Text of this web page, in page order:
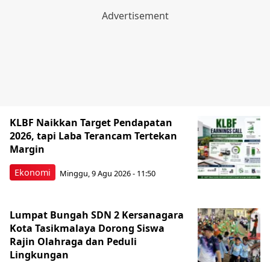
Ekonomi
KLBF Naikkan Target Pendapatan
2026, tapi Laba Terancam Tertekan
Margin
Minggu, 9 Agu 2026 - 11:50
Lumpat Bungah SDN 2 Kersanagara
Kota Tasikmalaya Dorong Siswa
Rajin Olahraga dan Peduli
Lingkungan